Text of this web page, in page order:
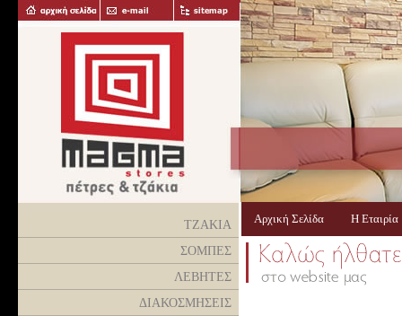
ΤΖΑΚΙΑ
ΣΟΜΠΕΣ
ΛΕΒΗΤΕΣ
ΔΙΑΚΟΣΜΗΣΕΙΣ
Αρχική Σελίδα Η